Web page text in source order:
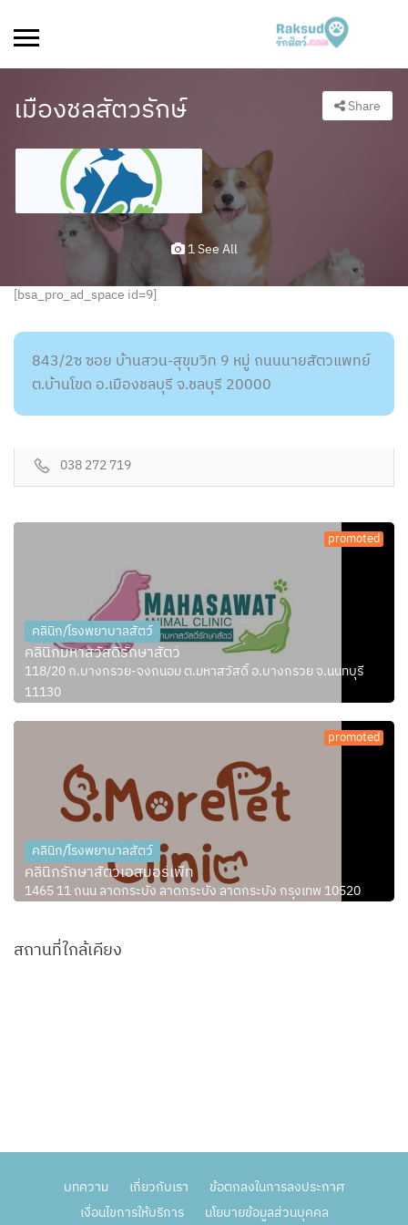
เมืองชลสัตวรักษ์ Share
1 See All
[bsa_pro_ad_space id=9]
843/2ซ ซอย บ้านสวน-สุขุมวิท 9 หมู่ ถนนนายสัตวแพทย์
ต.บ้านโขด อ.เมืองชลบุรี จ.ชลบุรี 20000
038 272 719
promoted
คลินิก/โรงพยาบาลสัตว์
คลินิกมหาสวัสดิ์รักษาสัตว์
118/20 ถ.บางกรวย-จงถนอม ต.มหาสวัสดิ์ อ.บางกรวย จ.นนทบุรี
11130
promoted
คลินิก/โรงพยาบาลสัตว์
คลินิกรักษาสัตว์เอสมอร์เพ็ท
1465 11 ถนน ลาดกระบัง ลาดกระบัง ลาดกระบัง กรุงเทพ 10520
สถานที่ใกล้เคียง
บทความ เกี่ยวกับเรา
ข้อตกลงในการลงประกาศ
เงื่อนไขการให้บริการ
นโยบายข้อมูลส่วนบุคคล